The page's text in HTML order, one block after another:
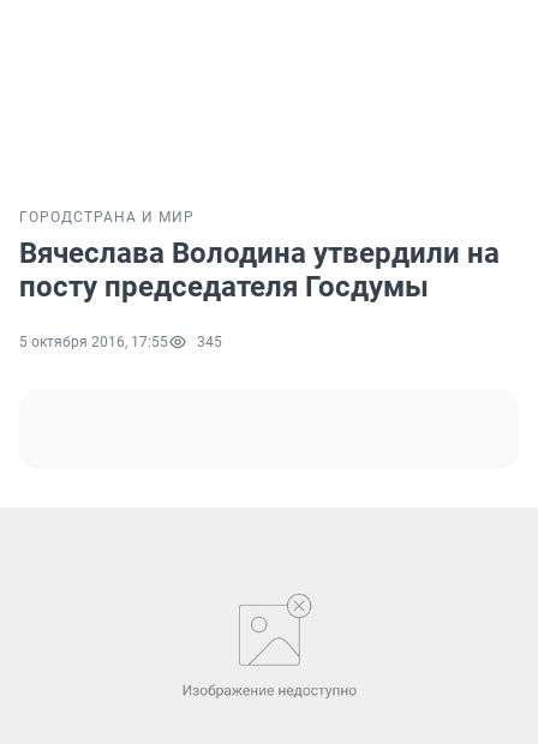
ГОРОДСТРАНА И МИР
Вячеслава Володина утвердили на
посту председателя Госдумы
5 октября 2016, 17:55 345